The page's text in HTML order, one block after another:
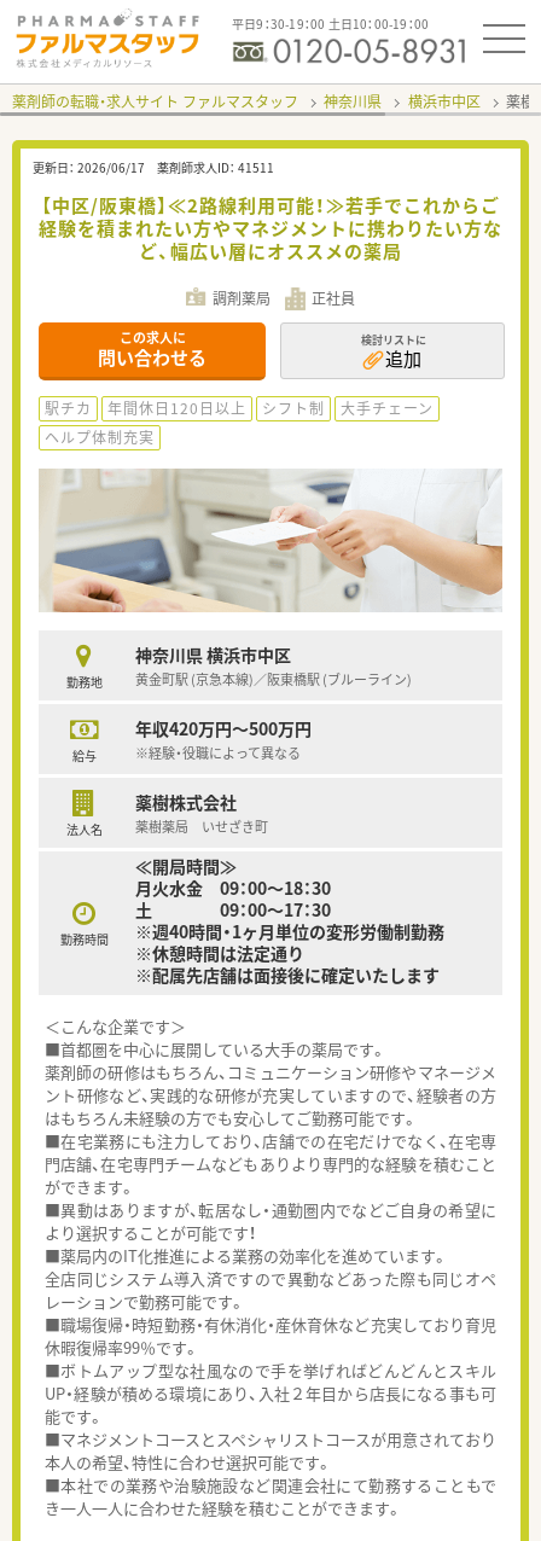
平日9：30-19：00 土日10：00-19：00
薬剤師の転職・求人サイト ファルマスタッフ 神奈川県 横浜市中区 薬樹
更新日： 2026/06/17 薬剤師求人ID： 41511
【中区/阪東橋】≪2路線利用可能！≫若手でこれからご
経験を積まれたい方やマネジメントに携わりたい方な
ど、幅広い層にオススメの薬局
調剤薬局 正社員
この求人に
問い合わせる
検討リストに
追加
駅チカ 年間休日120日以上 シフト制
大手チェーン
ヘルプ体制充実
勤務地
神奈川県 横浜市中区
黄金町駅 (京急本線)／阪東橋駅 (ブルーライン)
給与
年収420万円～500万円
※経験・役職によって異なる
法人名
薬樹株式会社
薬樹薬局 いせざき町
勤務時間
≪開局時間≫
月火水金 09：00～18：30
土 09：00～17：30
※週40時間・1ヶ月単位の変形労働制勤務
※休憩時間は法定通り
※配属先店舗は面接後に確定いたします
＜こんな企業です＞
■首都圏を中心に展開している大手の薬局です。
薬剤師の研修はもちろん、コミュニケーション研修やマネージメ
ント研修など、実践的な研修が充実していますので、経験者の方
はもちろん未経験の方でも安心してご勤務可能です。
■在宅業務にも注力しており、店舗での在宅だけでなく、在宅専
門店舗、在宅専門チームなどもありより専門的な経験を積むこと
ができます。
■異動はありますが、転居なし・通勤圏内でなどご自身の希望に
より選択することが可能です！
■薬局内のIT化推進による業務の効率化を進めています。
全店同じシステム導入済ですので異動などあった際も同じオペ
レーションで勤務可能です。
■職場復帰・時短勤務・有休消化・産休育休など充実しており育児
休暇復帰率99％です。
■ボトムアップ型な社風なので手を挙げればどんどんとスキル
UP・経験が積める環境にあり、入社２年目から店長になる事も可
能です。
■マネジメントコースとスペシャリストコースが用意されており
本人の希望、特性に合わせ選択可能です。
■本社での業務や治験施設など関連会社にて勤務することもで
き一人一人に合わせた経験を積むことができます。